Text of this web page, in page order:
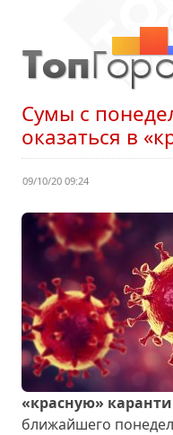
Сумы с
оказаться в
09/10/20 09:24
«красную»
ближайшего